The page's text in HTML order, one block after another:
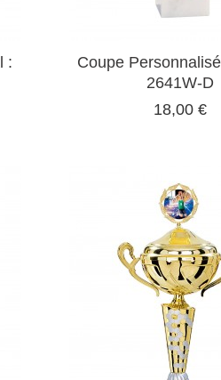
:
Coupe
2641W-D
18,00 €